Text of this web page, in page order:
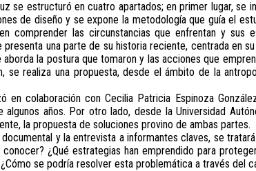
se estructuró en cuatro apartados; en primer lugar, se
de diseño y se expone la metodología que guía el
comprender las circunstancias que enfrentan y sus
presenta una parte de su historia reciente, centrada en
la postura que tomaron y las acciones que
se realiza una propuesta, desde el ámbito de la
en colaboración con Cecilia Patricia Espinoza
años. Por otro lado, desde la Universidad
la propuesta de soluciones provino de ambas partes.
y la entrevista a informantes claves, se
¿Qué estrategias han emprendido para
se podría resolver esta problemática a través del